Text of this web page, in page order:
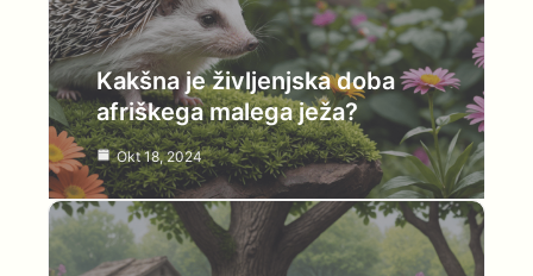
Kakšna je življenjska doba
afriškega malega ježa?
Okt 18, 2024